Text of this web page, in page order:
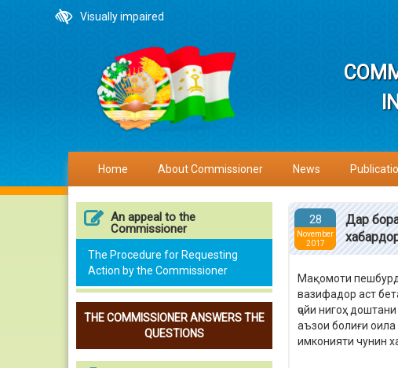
Visually impaired
Home About Commissioner News
An appeal to the
Commissioner
The Procedure for Requesting
Action by the Commissioner
THE COMMISSIONER ANSWERS THE
QUESTIONS
28
November
2017
Дар
Мақомоти
вазифадор аст
ҷойи нигоҳ
аъзои болиғи
имконияти чунин